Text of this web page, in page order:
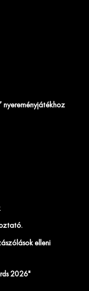
nyereményjátékhoz
elleni
2026"